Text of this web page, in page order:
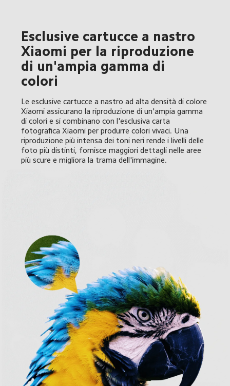
Esclusive cartucce a nastro
Xiaomi per la riproduzione
di un'ampia gamma di
colori
Le esclusive cartucce a nastro ad alta densità di colore
Xiaomi assicurano la riproduzione di un'ampia gamma
di colori e si combinano con l'esclusiva carta
fotografica Xiaomi per produrre colori vivaci. Una
riproduzione più intensa dei toni neri rende i livelli delle
foto più distinti, fornisce maggiori dettagli nelle aree
più scure e migliora la trama dell'immagine.